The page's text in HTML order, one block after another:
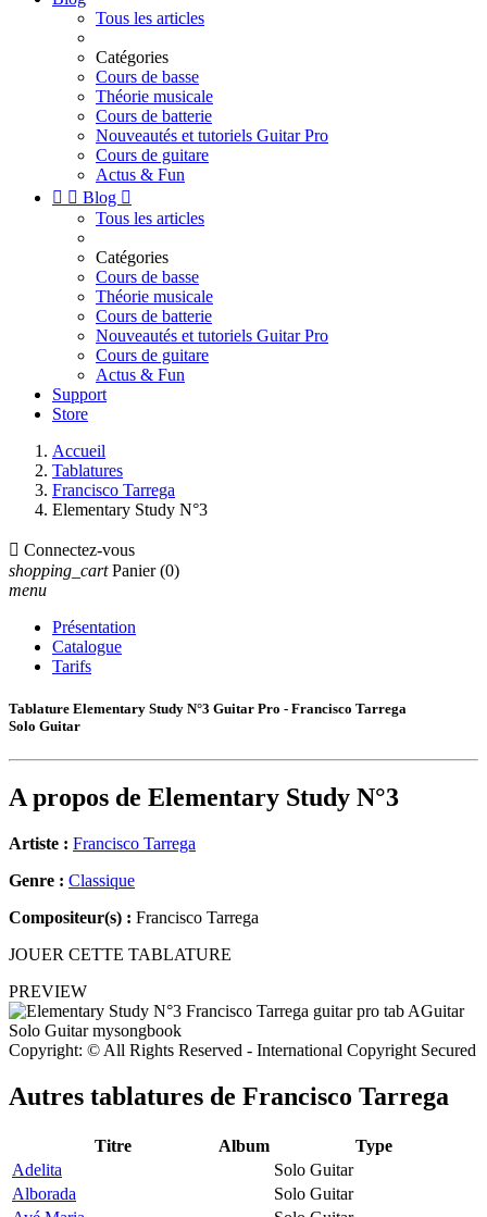
Tous les articles
Catégories
Cours de basse
Théorie musicale
Cours de batterie
Nouveautés et tutoriels Guitar Pro
Cours de guitare
Actus & Fun
  Blog 
Tous les articles
Catégories
Cours de basse
Théorie musicale
Cours de batterie
Nouveautés et tutoriels Guitar Pro
Cours de guitare
Actus & Fun
Support
Store
Accueil
Tablatures
Francisco Tarrega
Elementary Study N°3
 Connectez-vous
shopping_cart Panier (0)
menu
Présentation
Catalogue
Tarifs
Tablature Elementary Study N°3 Guitar Pro - Francisco Tarrega
Solo Guitar
A propos de Elementary Study N°3
Artiste : Francisco Tarrega
Genre : Classique
Compositeur(s) : Francisco Tarrega
JOUER CETTE TABLATURE
PREVIEW
Copyright: © All Rights Reserved - International Copyright Secured
Autres tablatures de Francisco Tarrega
Titre Album
Type
Adelita
Solo Guitar
Alborada
Solo Guitar